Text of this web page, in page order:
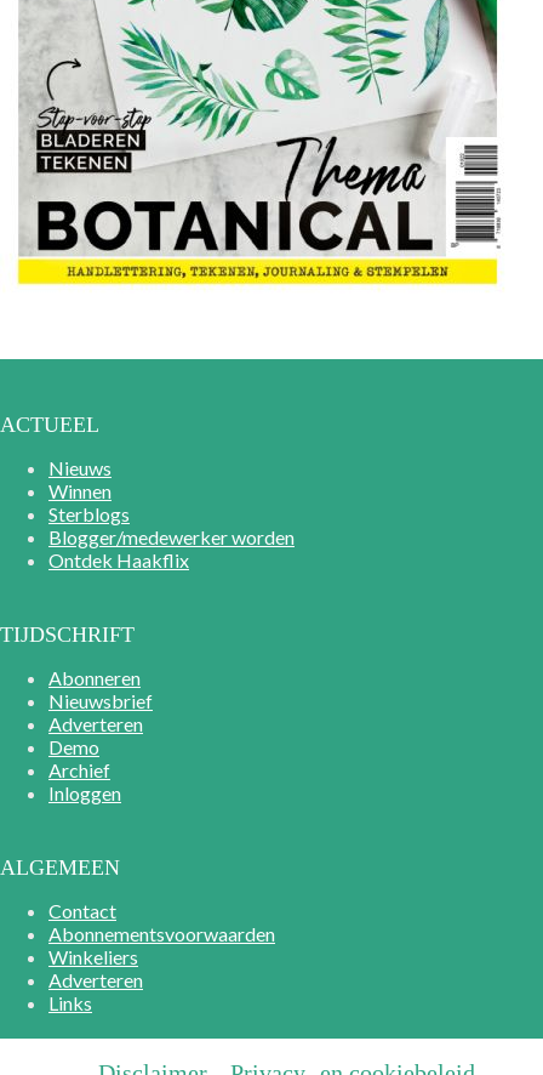
ACTUEEL
Nieuws
Winnen
Sterblogs
Blogger/medewerker worden
Ontdek Haakflix
TIJDSCHRIFT
Abonneren
Nieuwsbrief
Adverteren
Demo
Archief
Inloggen
ALGEMEEN
Contact
Abonnementsvoorwaarden
Winkeliers
Adverteren
Links